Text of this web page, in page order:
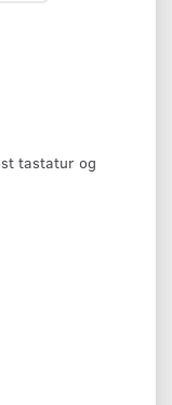
tastatur og